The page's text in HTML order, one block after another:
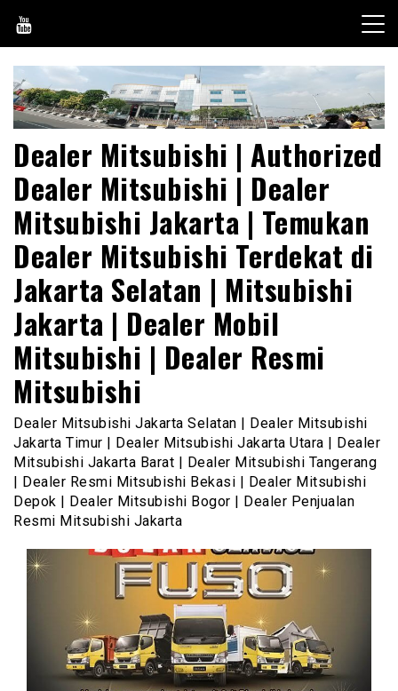
content
Dealer Mitsubishi | Authorized
Dealer Mitsubishi | Dealer
Mitsubishi Jakarta | Temukan
Dealer Mitsubishi Terdekat di
Jakarta Selatan | Mitsubishi
Jakarta | Dealer Mobil
Mitsubishi | Dealer Resmi
Mitsubishi
Dealer Mitsubishi Jakarta Selatan | Dealer Mitsubishi
Jakarta Timur | Dealer Mitsubishi Jakarta Utara | Dealer
Mitsubishi Jakarta Barat | Dealer Mitsubishi Tangerang
| Dealer Resmi Mitsubishi Bekasi | Dealer Mitsubishi
Depok | Dealer Mitsubishi Bogor | Dealer Penjualan
Resmi Mitsubishi Jakarta